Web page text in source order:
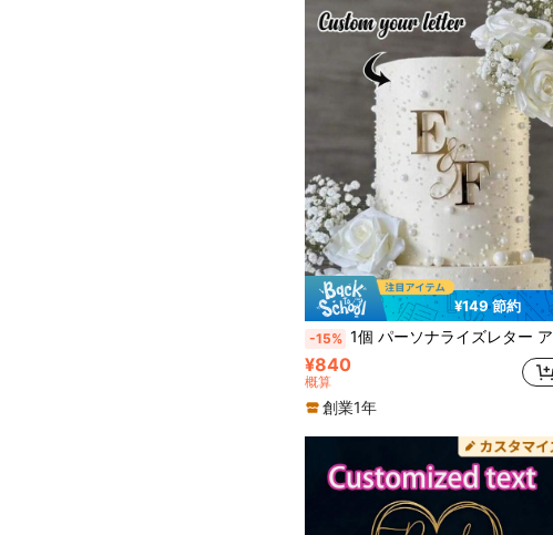
¥149 節約
-15% 1個 パーソナライズレター アクリル製ケーキトッパー、カスタマイズウェディングケーキデコレーション、記念日ギフト
¥840
概算
創業1年